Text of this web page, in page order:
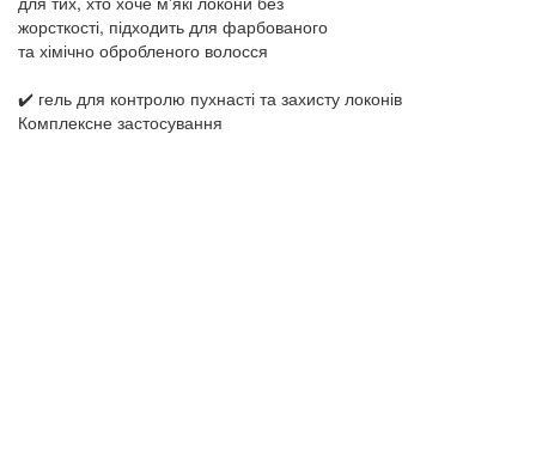
жорсткості, підходить для фарбованого
та хімічно обробленого волосся
✔️ гель для контролю пухнасті та захисту локонів
Комплексне застосування